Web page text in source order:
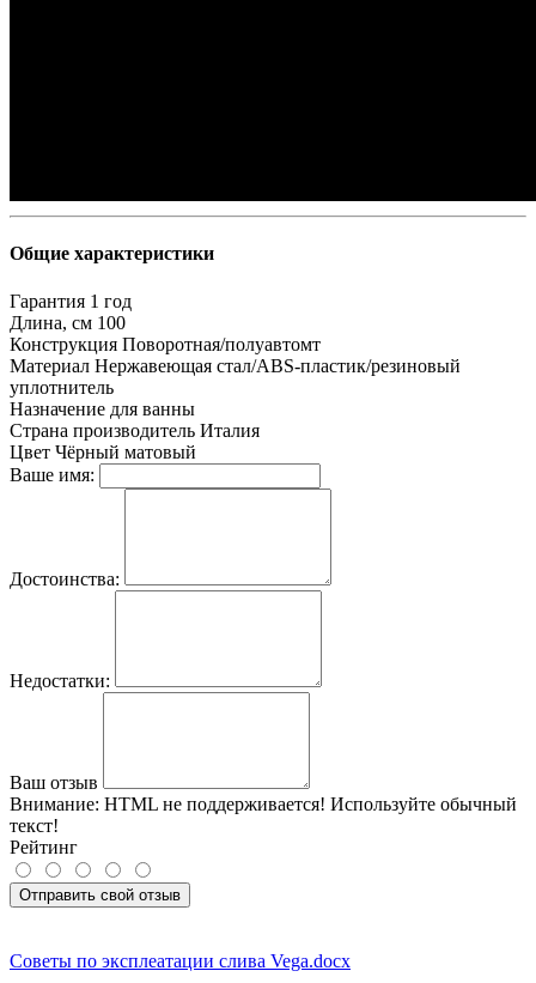
Общие характеристики
Гарантия 1 год
Длина, см 100
Конструкция Поворотная/полуавтомт
Материал Нержавеющая стал/ABS-пластик/резиновый
уплотнитель
Назначение для ванны
Страна производитель Италия
Цвет Чёрный матовый
Ваше имя:
Достоинства:
Недостатки:
Ваш отзыв
Внимание: HTML не поддерживается! Используйте обычный
текст!
Рейтинг
Отправить свой отзыв
Советы по эксплеатации слива Vega.docx